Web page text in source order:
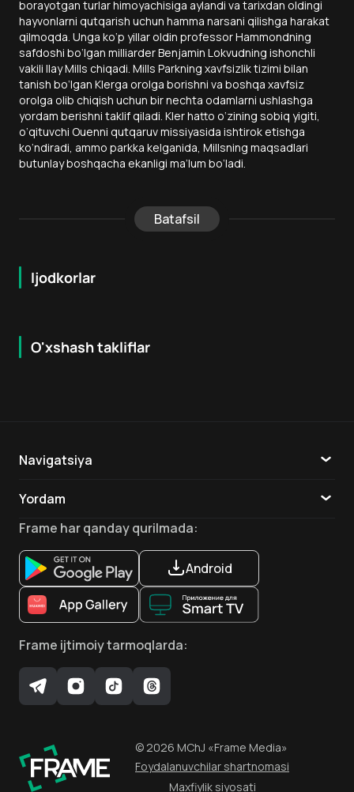
borayotgan turlar himoyachisiga aylandi va tarixdan oldingi
hayvonlarni qutqarish uchun hamma narsani qilishga harakat
qilmoqda. Unga ko‘p yillar oldin professor Hammondning
safdoshi bo‘lgan milliarder Benjamin Lokvudning ishonchli
vakili Ilay Mills chiqadi. Mills Parkning xavfsizlik tizimi bilan
tanish bo‘lgan Klerga orolga borishni va boshqa xavfsiz
orolga olib chiqish uchun bir nechta odamlarni ushlashga
yordam berishni taklif qiladi. Kler hatto o‘zining sobiq yigiti,
o‘qituvchi Ouenni qutqaruv missiyasida ishtirok etishga
ko‘ndiradi, ammo parkka kelganida, Millsning maqsadlari
butunlay boshqacha ekanligi ma’lum bo‘ladi.
Batafsil
Ijodkorlar
O'xshash takliflar
16 + 7.9
Navigatsiya
Yordam
Aloqa
Ilovalar
Frame har qanday qurilmada:
Android
Frame ijtimoiy tarmoqlarda:
© 2026 MChJ «Frame Media»
Foydalanuvchilar shartnomasi
Maxfiylik siyosati